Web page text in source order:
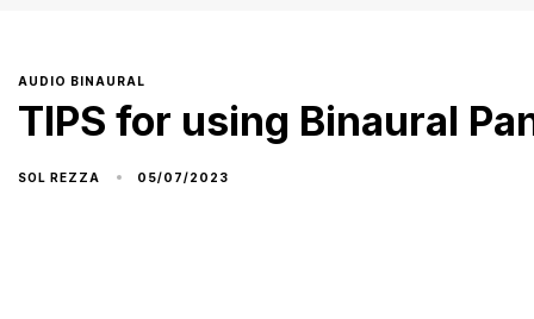
AUDIO BINAURAL
TIPS for using Binaural
SOL REZZA 05/07/2023